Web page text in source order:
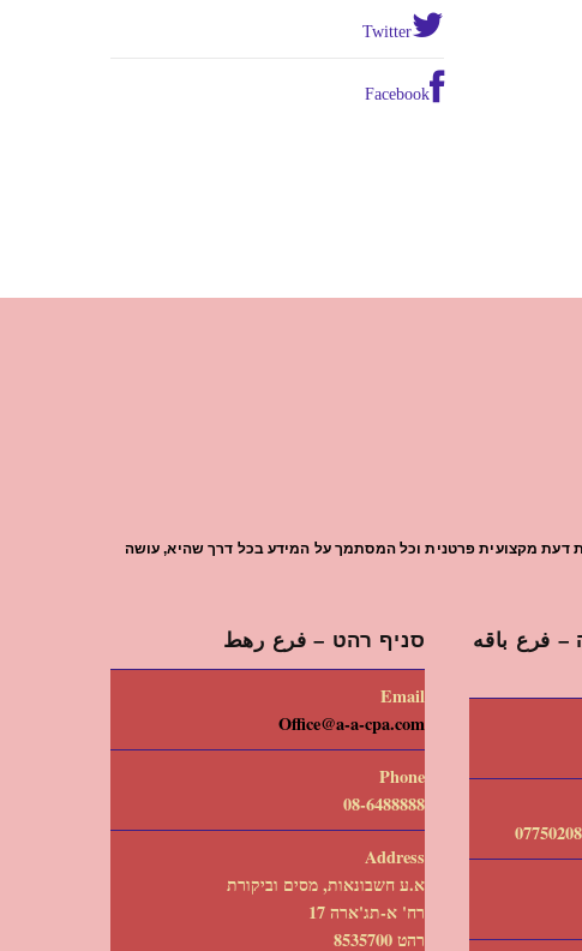
Twitter
Facebook
דעת מקצועית פרטנית וכל המסתמך על המידע בכל דרך שהיא, עושה
فرع باقه
סניף רהט – فرع رهط
Email
Office@a-a-cpa.com
Phone
08-6488888
Address
א.ע חשבונאות, מסים וביקורת
רח' א-תג'ארה 17
רהט 8535700